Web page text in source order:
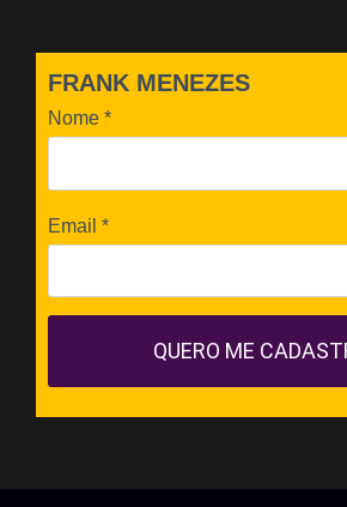
FRANK MENEZES
Nome *
Email *
QUERO ME